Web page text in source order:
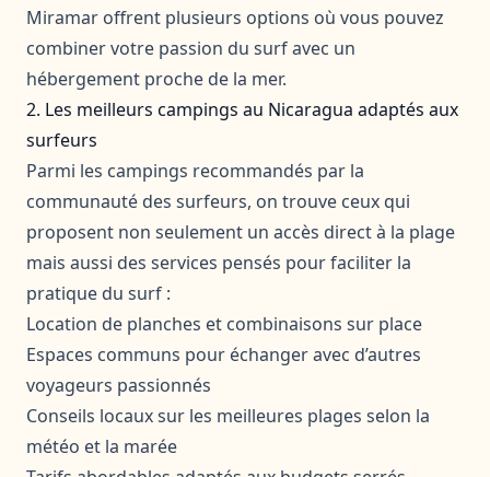
Miramar offrent plusieurs options où vous pouvez
combiner votre passion du surf avec un
hébergement proche de la mer.
2. Les meilleurs campings au Nicaragua adaptés aux
surfeurs
Parmi les campings recommandés par la
communauté des surfeurs, on trouve ceux qui
proposent non seulement un accès direct à la plage
mais aussi des services pensés pour faciliter la
pratique du surf :
Location de planches et combinaisons sur place
Espaces communs pour échanger avec d’autres
voyageurs passionnés
Conseils locaux sur les meilleures plages selon la
météo et la marée